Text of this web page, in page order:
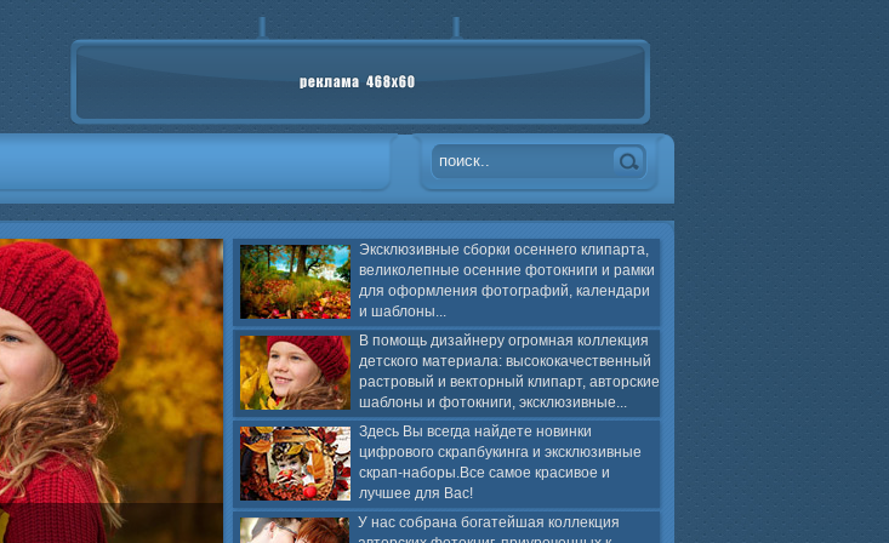
Эксклюзивные сборки осеннего клипарта,
великолепные осенние фотокниги и рамки
для оформления фотографий, календари
и шаблоны...
В помощь дизайнеру огромная коллекция
детского материала: высококачественный
растровый и векторный клипарт, авторские
шаблоны и фотокниги, эксклюзивные...
Здесь Вы всегда найдете новинки
цифрового скрапбукинга и эксклюзивные
скрап-наборы.Все самое красивое и
лучшее для Вас!
У нас собрана богатейшая коллекция